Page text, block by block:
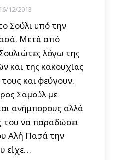
16/12/2013
Σούλι υπό την
Μετά από
λόγω της
και της κακουχίας
και φεύγουν.
Σαμούλ με
ανήμπορους αλλά
του να παραδώσει
Αλή Πασά την
είχε…